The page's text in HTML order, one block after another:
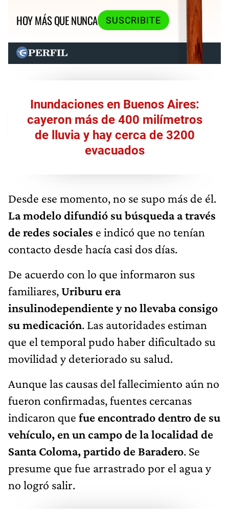
HOY MÁS QUE NUNCA
SUSCRIBITE
Inundaciones en Buenos Aires:
cayeron más de 400 milímetros
de lluvia y hay cerca de 3200
evacuados
Desde ese momento, no se supo más de él.
La modelo difundió su búsqueda a través
de redes sociales e indicó que no tenían
contacto desde hacía casi dos días.
De acuerdo con lo que informaron sus
familiares,Uriburu era
insulinodependiente y no llevaba consigo
su medicación. Las autoridades estiman
que el temporal pudo haber dificultado su
movilidad y deteriorado su salud.
Aunque las causas del fallecimiento aún no
fueron confirmadas, fuentes cercanas
indicaron que fue encontrado dentro de su
vehículo, en un campo de la localidad de
Santa Coloma, partido de Baradero. Se
presume que fue arrastrado por el agua y
no logró salir.